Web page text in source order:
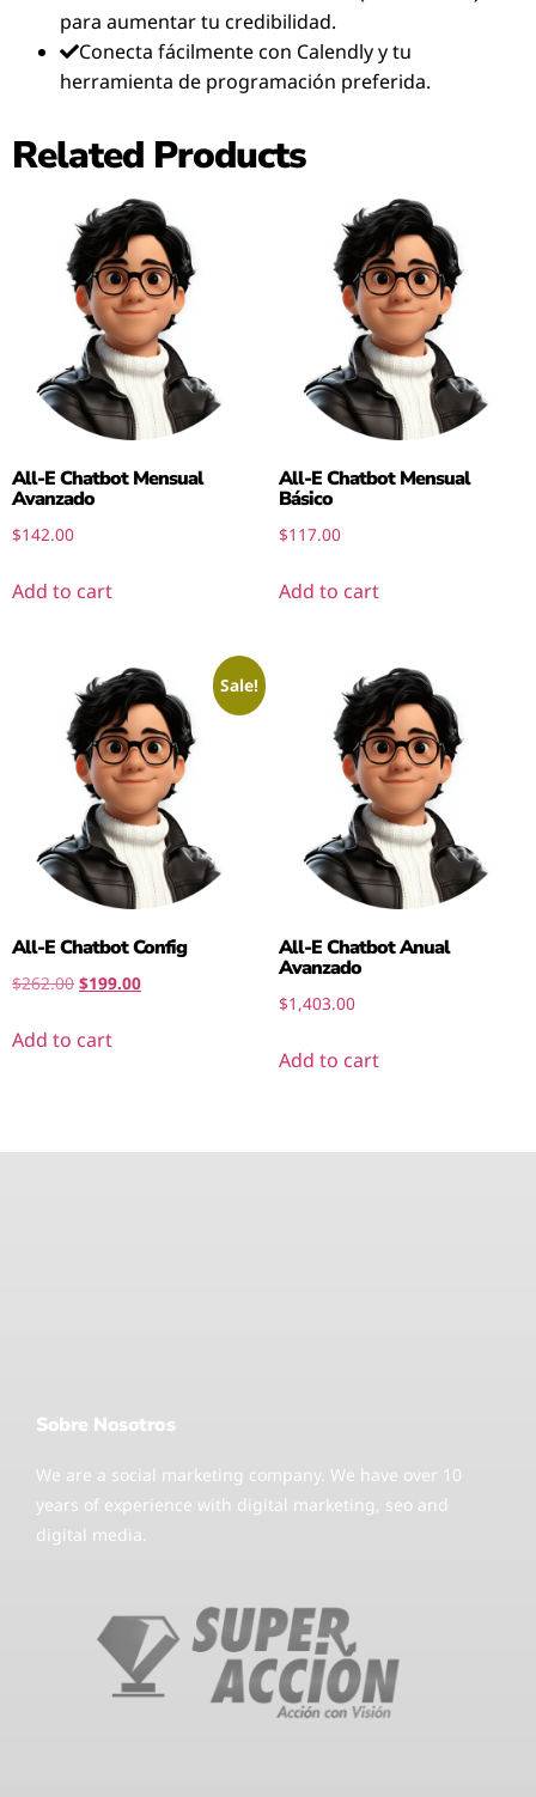
para aumentar tu credibilidad.
Conecta fácilmente con Calendly y tu
herramienta de programación preferida.
Related Products
All-E Chatbot Mensual
Avanzado
$142.00
Add to cart
All-E Chatbot Mensual
Básico
$117.00
Add to cart
Sale!
All-E Chatbot Config
$262.00 $199.00
Add to cart
All-E Chatbot Anual
Avanzado
$1,403.00
Add to cart
Sobre Nosotros
We are a social marketing company. We have over 10
years of experience with digital marketing, seo and
digital media.